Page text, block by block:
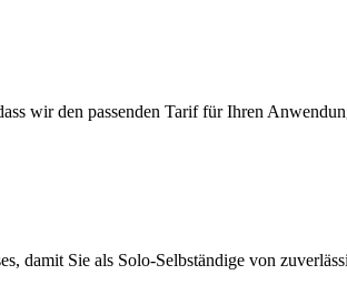
wir den passenden Tarif für Ihren
damit Sie als Solo-Selbständige von